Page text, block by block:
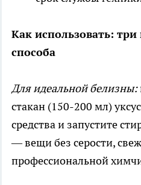
Как использовать:
способа
Для идеальной белизны:
стакан (150-200 мл)
средства и запустите
— вещи без серости,
профессиональной